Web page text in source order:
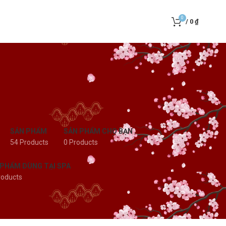
0
/ 0₫
SẢN PHẨM
54 Products
SẢN PHẨM CHO BẠN
0 Products
DÙNG TẠI SPA